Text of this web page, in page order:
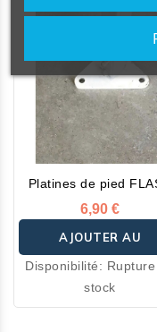
Platines de pied
6,90 €
AJOUTER AU
PANIER
Disponibilité:
stock